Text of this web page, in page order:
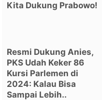
Kita Dukung Prabowo!
Resmi Dukung Anies,
PKS Udah Keker 86
Kursi Parlemen di
2024: Kalau Bisa
Sampai Lebih..